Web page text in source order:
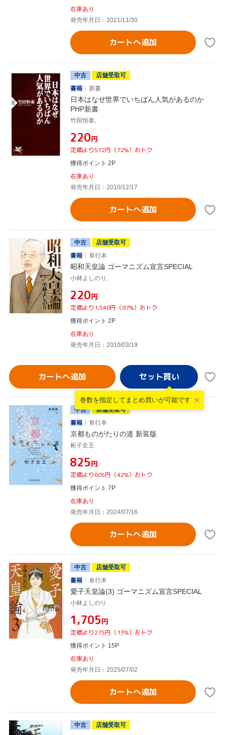
在庫あり
発売年月日：2021/11/30
カートへ追加
中古
店舗受取可
書籍
新書
日本はなぜ世界でいちばん人気があるのか
PHP新書
竹田恒泰,
¥220円
定価より572円（72%）おトク
獲得ポイント 2P
在庫あり
発売年月日：2010/12/17
カートへ追加
中古
店舗受取可
書籍
単行本
昭和天皇論 ゴーマニズム宣言SPECIAL
小林よしのり,
¥220円
定価より1,540円（87%）おトク
獲得ポイント 2P
在庫あり
発売年月日：2010/03/19
カートへ追加
巻数を指定して まとめ買いが可能です
中古
店舗受取可
書籍
単行本
京都ものがたりの道 新装版
彬子女王
¥825円
定価より605円（42%）おトク
獲得ポイント 7P
在庫あり
発売年月日：2024/07/16
カートへ追加
中古
店舗受取可
書籍
単行本
愛子天皇論(3) ゴーマニズム宣言SPECIAL
小林よしのり
¥1,705円
定価より275円（13%）おトク
獲得ポイント 15P
在庫あり
発売年月日：2025/07/02
カートへ追加
中古
店舗受取可